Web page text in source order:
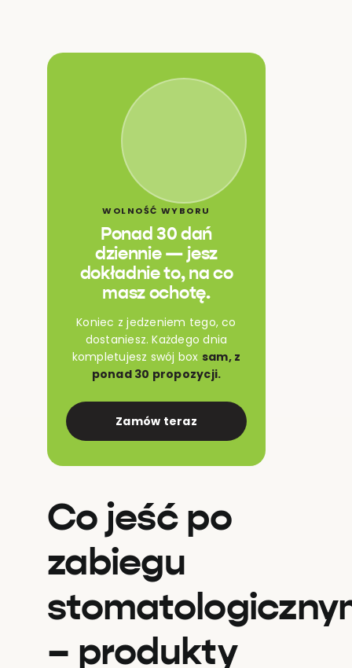
WOLNOŚĆ WYBORU
Ponad 30 dań
dziennie — jesz
dokładnie to, na co
masz ochotę.
Koniec z jedzeniem tego, co
dostaniesz. Każdego dnia
kompletujesz swój box sam, z
ponad 30 propozycji.
Zamów teraz
Co jeść po
zabiegu
– produkty